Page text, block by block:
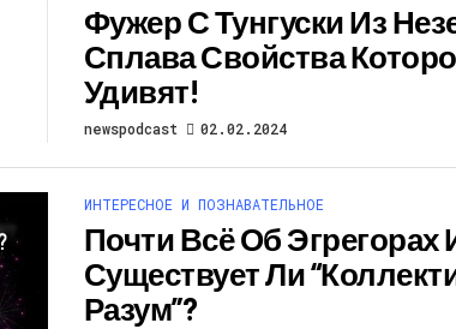
Фужер С Тунгуски Из
Сплава Свойства
Удивят!
newspodcast 02.02.2024
ИНТЕРЕСНОЕ И ПОЗНАВАТЕЛЬНОЕ
Почти Всё Об Эгрегорах
Существует Ли
Разум”?